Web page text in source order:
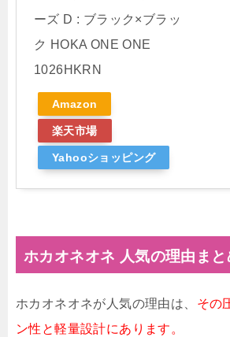
ーズ D : ブラック×ブラッ
ク HOKA ONE ONE
1026HKRN
Amazon
楽天市場
Yahooショッピング
ホカオネオネ 人気の理由まと
ホカオネオネが人気の理由は、 その
ン性と軽量設計にあります。